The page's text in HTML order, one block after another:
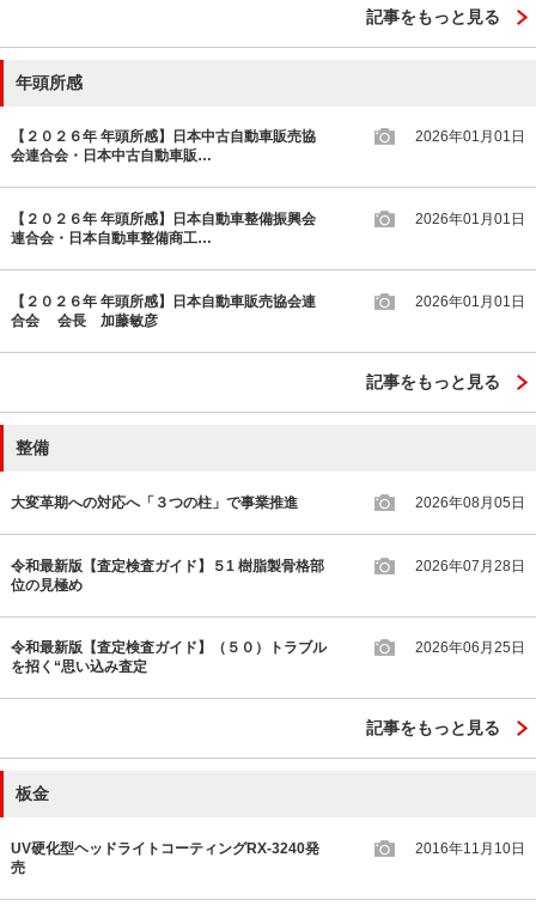
記事をもっと見る
年頭所感
【２０２６年 年頭所感】日本中古自動車販売協
会連合会・日本中古自動車販…
2026年01月01日
【２０２６年 年頭所感】日本自動車整備振興会
連合会・日本自動車整備商工…
2026年01月01日
【２０２６年 年頭所感】日本自動車販売協会連
合会 会長 加藤敏彦
2026年01月01日
記事をもっと見る
整備
大変革期への対応へ「３つの柱」で事業推進 2026年08月05日
令和最新版【査定検査ガイド】５1 樹脂製骨格部
位の見極め
2026年07月28日
令和最新版【査定検査ガイド】（５０）トラブル
を招く“思い込み査定
2026年06月25日
記事をもっと見る
板金
UV硬化型ヘッドライトコーティングRX-3240発
売
2016年11月10日